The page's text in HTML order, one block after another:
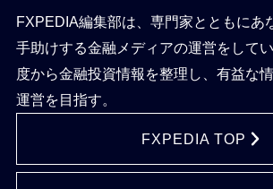
FXPEDIA編集部は、専門家とともにあ
手助けする金融メディアの運営をして
度から金融投資情報を整理し、有益な
運営を目指す。
FXPEDIA TOP